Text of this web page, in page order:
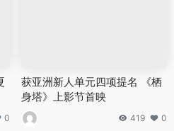
0
获亚洲新人单元四项提名 《栖
身塔》上影节首映
419 0